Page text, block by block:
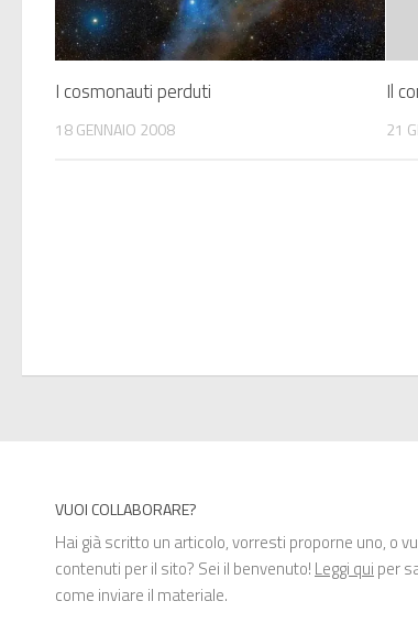
I cosmonauti perduti
18 GENNAIO 2008
Il
21
VUOI COLLABORARE?
Hai già scritto un articolo, vorresti proporne uno, o
contenuti per il sito? Sei il benvenuto! Leggi qui per
come inviare il materiale.